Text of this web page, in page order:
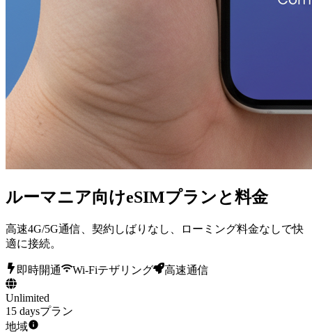
ルーマニア向けeSIMプランと料金
高速4G/5G通信、契約しばりなし、ローミング料金なしで快
適に接続。
即時開通 Wi-Fiテザリング 高速通信
Unlimited
15 daysプラン
地域